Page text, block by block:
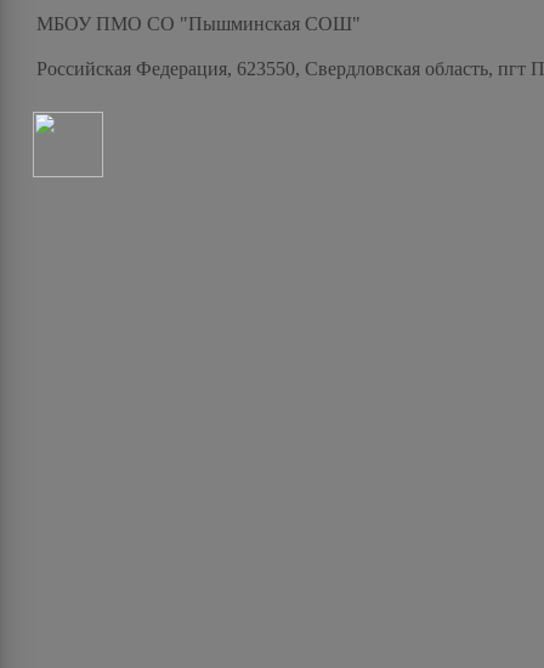
МБОУ ПМО СО "Пышминская СОШ"
Российская Федерация, 623550, Свердловская область,